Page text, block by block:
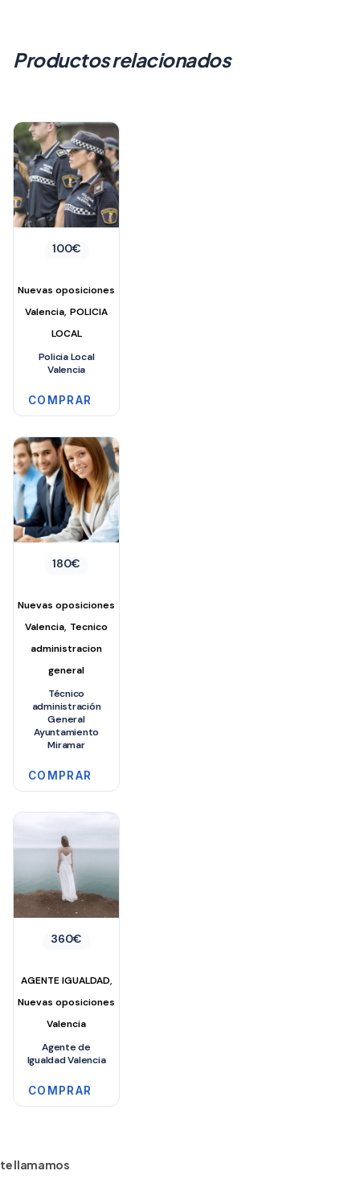
Productos relacionados
100€
Nuevas oposiciones
Valencia,POLICIA
LOCAL
Policia Local
Valencia
COMPRAR
180€
Nuevas oposiciones
Valencia, Tecnico
administracion
general
Técnico
administración
General
Ayuntamiento
Miramar
COMPRAR
360€
AGENTE IGUALDAD,
Nuevas oposiciones
Valencia
Agente de
Igualdad Valencia
COMPRAR
te llamamos